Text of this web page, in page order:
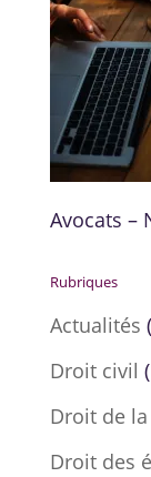
Avocats –
Rubriques
Actualités
Droit civil
Droit de
Droit des